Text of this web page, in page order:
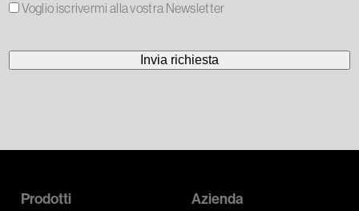
Voglio iscrivermi alla vostra Newsletter
Prodotti Azienda